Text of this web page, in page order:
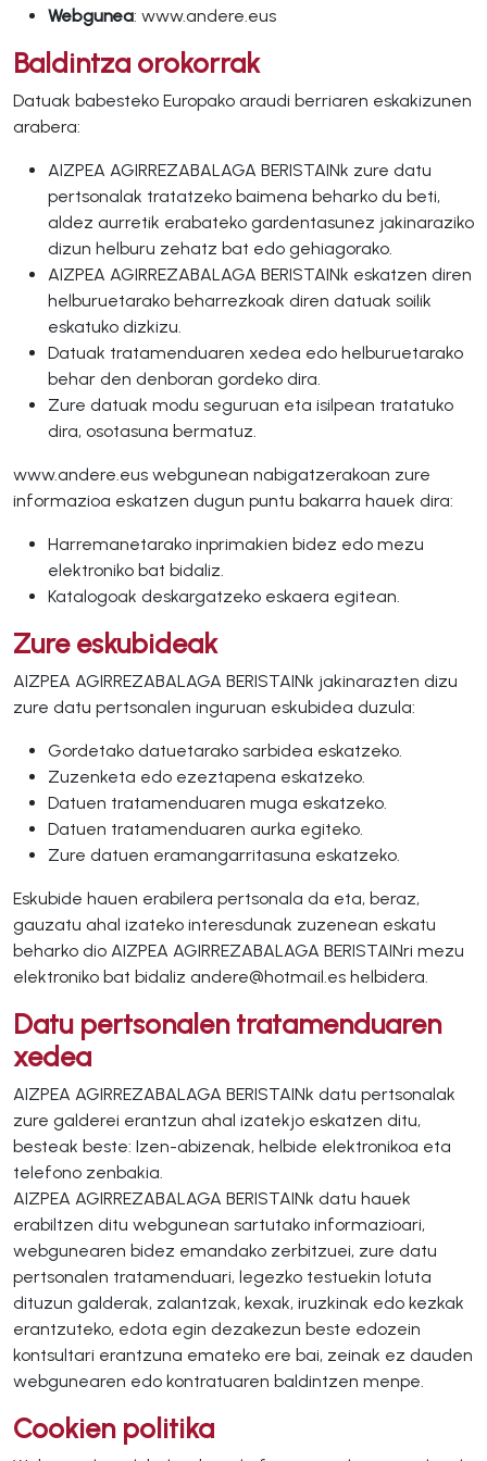
Webgunea: www.andere.eus
Baldintza orokorrak
Datuak babesteko Europako araudi berriaren eskakizunen
arabera:
AIZPEA AGIRREZABALAGA BERISTAINk zure datu
pertsonalak tratatzeko baimena beharko du beti,
aldez aurretik erabateko gardentasunez jakinaraziko
dizun helburu zehatz bat edo gehiagorako.
AIZPEA AGIRREZABALAGA BERISTAINk eskatzen diren
helburuetarako beharrezkoak diren datuak soilik
eskatuko dizkizu.
Datuak tratamenduaren xedea edo helburuetarako
behar den denboran gordeko dira.
Zure datuak modu seguruan eta isilpean tratatuko
dira, osotasuna bermatuz.
www.andere.eus webgunean nabigatzerakoan zure
informazioa eskatzen dugun puntu bakarra hauek dira:
Harremanetarako inprimakien bidez edo mezu
elektroniko bat bidaliz.
Katalogoak deskargatzeko eskaera egitean.
Zure eskubideak
AIZPEA AGIRREZABALAGA BERISTAINk jakinarazten dizu
zure datu pertsonalen inguruan eskubidea duzula:
Gordetako datuetarako sarbidea eskatzeko.
Zuzenketa edo ezeztapena eskatzeko.
Datuen tratamenduaren muga eskatzeko.
Datuen tratamenduaren aurka egiteko.
Zure datuen eramangarritasuna eskatzeko.
Eskubide hauen erabilera pertsonala da eta, beraz,
gauzatu ahal izateko interesdunak zuzenean eskatu
beharko dio AIZPEA AGIRREZABALAGA BERISTAINri mezu
elektroniko bat bidaliz andere@hotmail.es helbidera.
Datu pertsonalen tratamenduaren
xedea
AIZPEA AGIRREZABALAGA BERISTAINk datu pertsonalak
zure galderei erantzun ahal izatekjo eskatzen ditu,
besteak beste: Izen-abizenak, helbide elektronikoa eta
telefono zenbakia.
AIZPEA AGIRREZABALAGA BERISTAINk datu hauek
erabiltzen ditu webgunean sartutako informazioari,
webgunearen bidez emandako zerbitzuei, zure datu
pertsonalen tratamenduari, legezko testuekin lotuta
dituzun galderak, zalantzak, kexak, iruzkinak edo kezkak
erantzuteko, edota egin dezakezun beste edozein
kontsultari erantzuna emateko ere bai, zeinak ez dauden
webgunearen edo kontratuaren baldintzen menpe.
Cookien politika